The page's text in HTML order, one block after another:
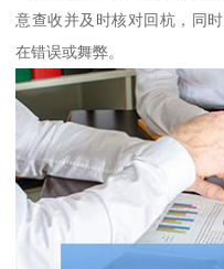
意查收并及时核对回杭，同
在错误或舞弊。